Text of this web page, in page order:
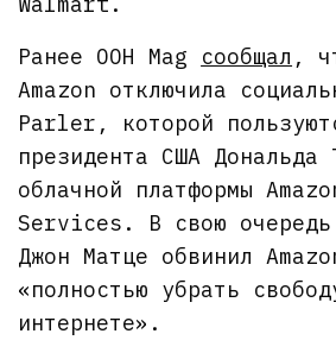
Ранее OOH Mag сообщал ,
Amazon отключила
Parler, которой
президента США Дональда
облачной платформы
Services. В свою
Джон Матце обвинил
«полностью убрать
интернете».